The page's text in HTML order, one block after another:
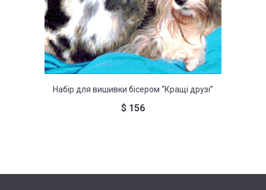
Набір для вишивки бісером “Кращі друзі”
$ 156